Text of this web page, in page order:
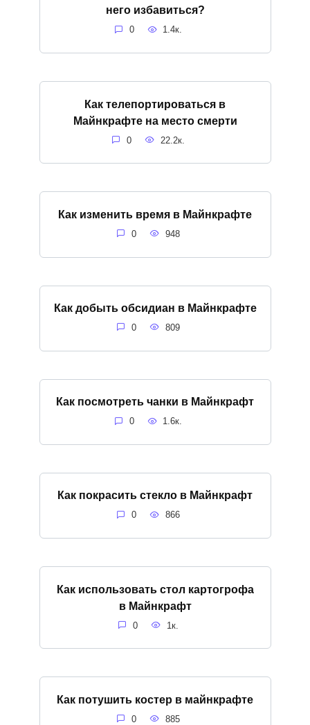
него избавиться?
0 1.4к.
Как телепортироваться в
Майнкрафте на место смерти
0 22.2к.
Как изменить время в Майнкрафте
0 948
Как добыть обсидиан в Майнкрафте
0 809
Как посмотреть чанки в Майнкрафт
0 1.6к.
Как покрасить стекло в Майнкрафт
0 866
Как использовать стол картогрофа
в Майнкрафт
0 1к.
Как потушить костер в майнкрафте
0 885